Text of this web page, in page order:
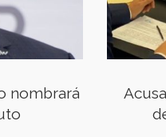
nombrará